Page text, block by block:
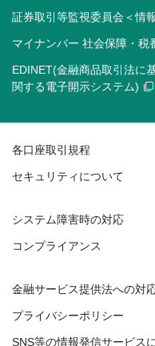
証券取引等監視委員会＜情
マイナンバー 社会保障・税
EDINET(金融商品取引法に
関する電子開示システム)
各口座取引規程
セキュリティについて
システム障害時の対応
コンプライアンス
金融サービス提供法への対
プライバシーポリシー
SNS等の情報発信サービス